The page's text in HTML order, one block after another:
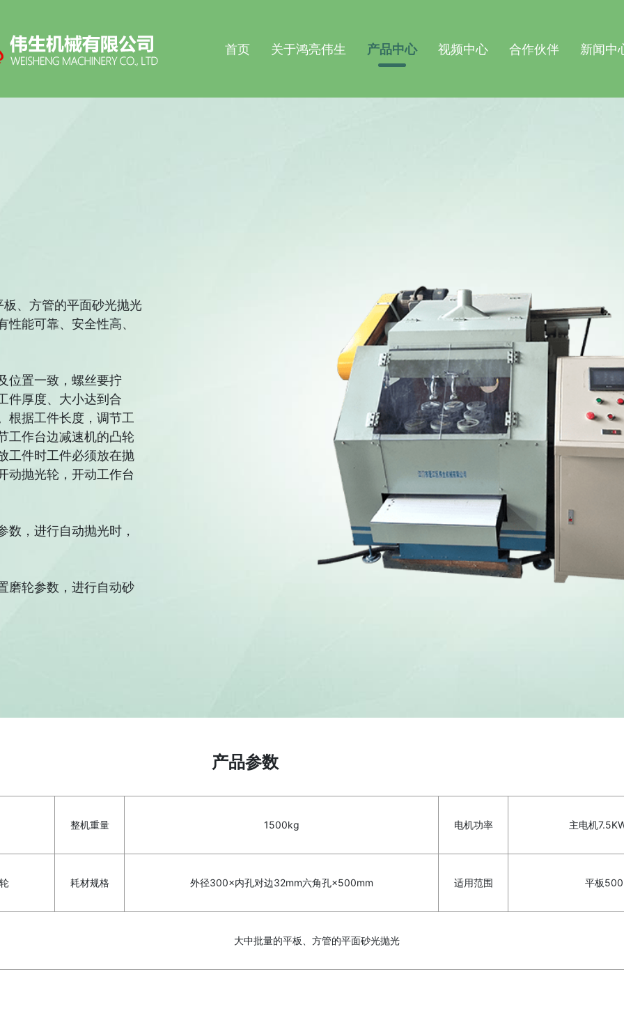
首页 关于鸿亮伟生 产品中心 视频中心 合作伙伴 新闻中
、方管的平面砂光抛光
能可靠、安全性高、
位置一致，螺丝要拧
件厚度、大小达到合
根据工件长度，调节工
工作台边减速机的凸轮
工件时工件必须放在抛
动抛光轮，开动工作台
，进行自动抛光时，
磨轮参数，进行自动砂
产品参数
整机重量 1500kg 电机功率 主电机
耗材规格 外径300×内孔对边32mm六角孔×500mm 适用范围 平板
大中批量的平板、方管的平面砂光抛光